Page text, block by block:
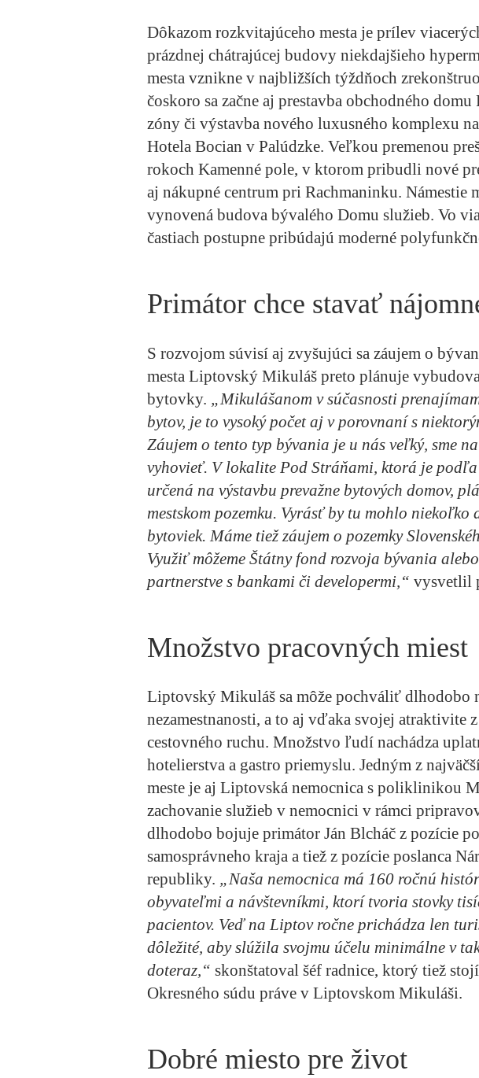
Dôkazom rozkvitajúceho mesta je prílev
prázdnej chátrajúcej budovy niekdajšieho
mesta vznikne v najbližších týždňoch
čoskoro sa začne aj prestavba obchodného
zóny či výstavba nového luxusného komplexu
Hotela Bocian v Palúdzke. Veľkou premenou
rokoch Kamenné pole, v ktorom pribudli nové
aj nákupné centrum pri Rachmaninku. Námestie
vynovená budova bývalého Domu služieb. Vo
častiach postupne pribúdajú moderné
Primátor chce stavať
S rozvojom súvisí aj zvyšujúci sa záujem o
mesta Liptovský Mikuláš preto plánuje
bytovky. „Mikulášanom v súčasnosti
bytov, je to vysoký počet aj v porovnaní s
Záujem o tento typ bývania je u nás veľký, sme
vyhovieť. V lokalite Pod Stráňami, ktorá je podľa
určená na výstavbu prevažne bytových domov,
mestskom pozemku. Vyrásť by tu mohlo
bytoviek. Máme tiež záujem o pozemky
Využiť môžeme Štátny fond rozvoja bývania
partnerstve s bankami či developermi,“ vysvetlil
Množstvo pracovných miest
Liptovský Mikuláš sa môže pochváliť dlhodobo
nezamestnanosti, a to aj vďaka svojej atraktivite
cestovného ruchu. Množstvo ľudí nachádza
hotelierstva a gastro priemyslu. Jedným z
meste je aj Liptovská nemocnica s poliklinikou
zachovanie služieb v nemocnici v rámci
dlhodobo bojuje primátor Ján Blcháč z pozície
samosprávneho kraja a tiež z pozície poslanca
republiky. „Naša nemocnica má 160 ročnú
obyvateľmi a návštevníkmi, ktorí tvoria stovky
pacientov. Veď na Liptov ročne prichádza len
dôležité, aby slúžila svojmu účelu minimálne v
doteraz,“ skonštatoval šéf radnice, ktorý tiež
Okresného súdu práve v Liptovskom Mikuláši.
Dobré miesto pre život